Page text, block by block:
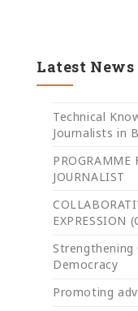
Latest News
Technical
Journalists in
PROGRAMME
JOURNALIST
EXPRESSION
Democracy
Promoting